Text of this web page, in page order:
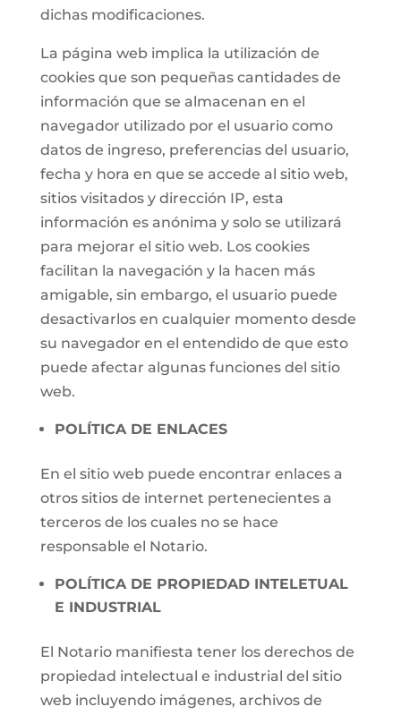
dichas modificaciones.
La página web implica la utilización de
cookies que son pequeñas cantidades de
información que se almacenan en el
navegador utilizado por el usuario como
datos de ingreso, preferencias del usuario,
fecha y hora en que se accede al sitio web,
sitios visitados y dirección IP, esta
información es anónima y solo se utilizará
para mejorar el sitio web. Los cookies
facilitan la navegación y la hacen más
amigable, sin embargo, el usuario puede
desactivarlos en cualquier momento desde
su navegador en el entendido de que esto
puede afectar algunas funciones del sitio
web.
POLÍTICA DE ENLACES
En el sitio web puede encontrar enlaces a
otros sitios de internet pertenecientes a
terceros de los cuales no se hace
responsable el Notario.
POLÍTICA DE PROPIEDAD INTELETUAL
E INDUSTRIAL
El Notario manifiesta tener los derechos de
propiedad intelectual e industrial del sitio
web incluyendo imágenes, archivos de